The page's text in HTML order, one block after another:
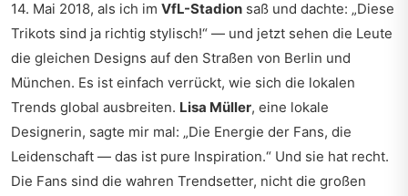
14. Mai 2018, als ich im VfL-Stadion saß und dachte: „Diese
Trikots sind ja richtig stylisch!“ — und jetzt sehen die Leute
die gleichen Designs auf den Straßen von Berlin und
München. Es ist einfach verrückt, wie sich die lokalen
Trends global ausbreiten. Lisa Müller, eine lokale
Designerin, sagte mir mal: „Die Energie der Fans, die
Leidenschaft — das ist pure Inspiration.“ Und sie hat recht.
Die Fans sind die wahren Trendsetter, nicht die großen